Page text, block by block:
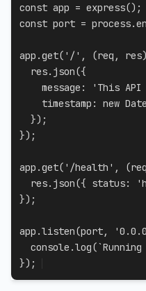
const app = express() ;
const port = process.
app .get( '/' , (req , res)
  res
. json({
message : 'This
timestamp : new Date
}) ;
}) ;
app .get( '/health' , (req
  res
. json({ status:
}) ;
app .listen(port,
  console
.log(`
}) ;